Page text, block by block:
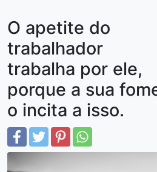
O apetite do
trabalhador
trabalha por ele,
porque a sua
o incita a isso.